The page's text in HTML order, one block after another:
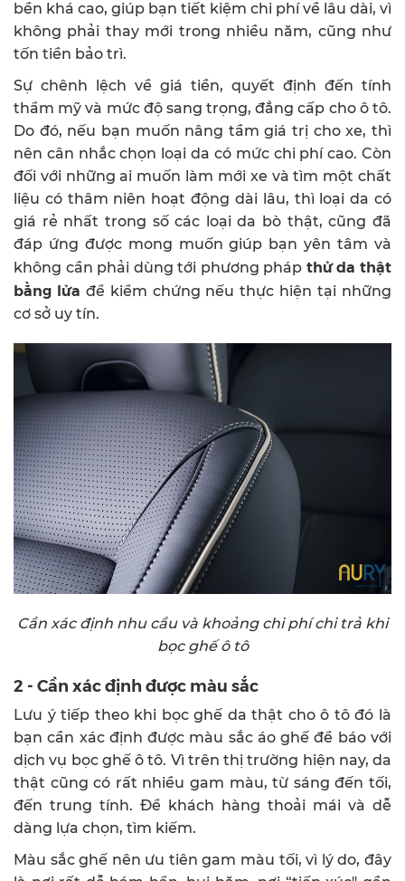
bền khá cao, giúp bạn tiết kiệm chi phí về lâu dài, vì
không phải thay mới trong nhiều năm, cũng như
tốn tiền bảo trì.
Sự chênh lệch về giá tiền, quyết định đến tính
thẩm mỹ và mức độ sang trọng, đẳng cấp cho ô tô.
Do đó, nếu bạn muốn nâng tầm giá trị cho xe, thì
nên cân nhắc chọn loại da có mức chi phí cao. Còn
đối với những ai muốn làm mới xe và tìm một chất
liệu có thâm niên hoạt động dài lâu, thì loại da có
giá rẻ nhất trong số các loại da bò thật, cũng đã
đáp ứng được mong muốn giúp bạn yên tâm và
không cần phải dùng tới phương pháp thử da thật
bằng lửa để kiểm chứng nếu thực hiện tại những
cơ sở uy tín.
Cần xác định nhu cầu và khoảng chi phí chi trả khi
bọc ghế ô tô
2 - Cần xác định được màu sắc
Lưu ý tiếp theo khi bọc ghế da thật cho ô tô đó là
bạn cần xác định được màu sắc áo ghế để báo với
dịch vụ bọc ghế ô tô. Vì trên thị trường hiện nay, da
thật cũng có rất nhiều gam màu, từ sáng đến tối,
đến trung tính. Để khách hàng thoải mái và dễ
dàng lựa chọn, tìm kiếm.
Màu sắc ghế nên ưu tiên gam màu tối, vì lý do, đây